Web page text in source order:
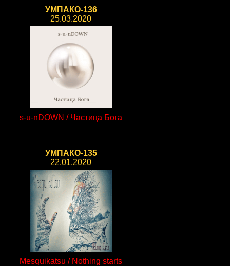
УМПАКО-136
25.03.2020
s-u-nDOWN / Частица Бога
УМПАКО-135
22.01.2020
Mesquikatsu / Nothing starts